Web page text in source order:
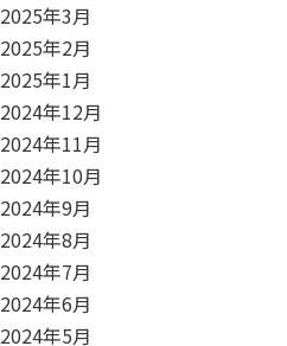
2025年3月
2025年2月
2025年1月
2024年12月
2024年11月
2024年10月
2024年9月
2024年8月
2024年7月
2024年6月
2024年5月